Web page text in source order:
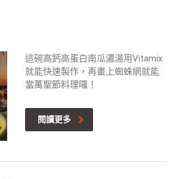
這碗高鈣高蛋白南瓜濃湯用Vitamix
就能快速製作，再畫上蜘蛛網就能
當萬聖節料理囉！
閱讀更多